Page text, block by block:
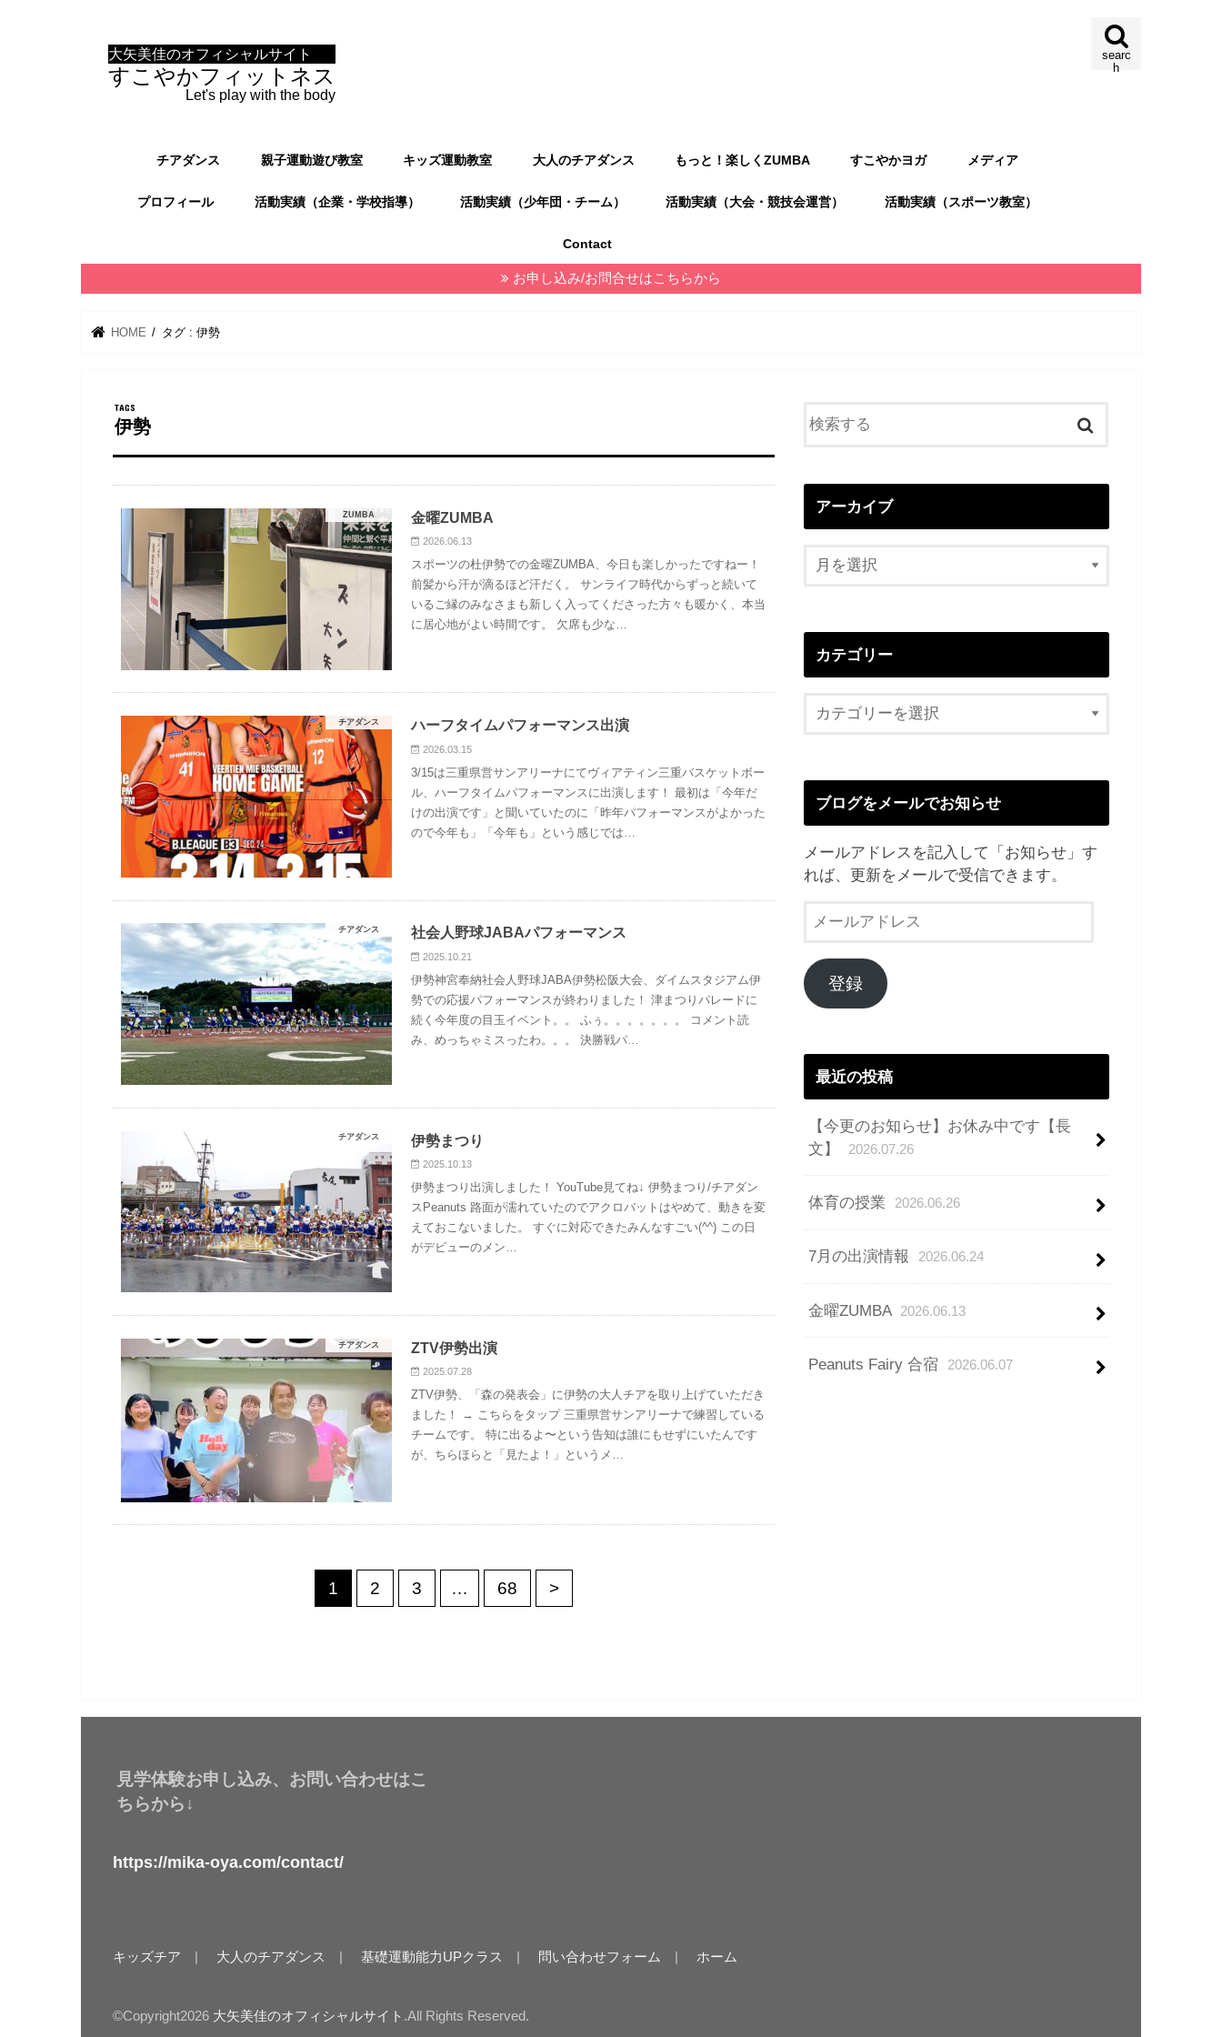
大矢美佳のオフィシャルサイト
すこやかフィットネス
Let's play with the body
searc
h
チアダンス 親子運動遊び教室 キッズ運動教室 大人のチアダンス もっと！楽しくZUMBA すこやかヨガ メディア
プロフィール 活動実績（企業・学校指導） 活動実績（少年団・チーム） 活動実績（大会・競技会運営） 活動実績（スポーツ教室）
Contact
お申し込み/お問合せはこちらから
HOME タグ : 伊勢
伊勢
ZUMBA 金曜ZUMBA
2026.06.13
スポーツの杜伊勢での金曜ZUMBA、今日も楽しかったですねー！
前髪から汗が滴るほど汗だく。 サンライフ時代からずっと続いて
いるご縁のみなさまも新しく入ってくださった方々も暖かく、本当
に居心地がよい時間です。 欠席も少な…
チアダンス ハーフタイムパフォーマンス出演
2026.03.15
3/15は三重県営サンアリーナにてヴィアティン三重バスケットボー
ル、ハーフタイムパフォーマンスに出演します！ 最初は「今年だ
けの出演です」と聞いていたのに「昨年パフォーマンスがよかった
ので今年も」「今年も」という感じでは…
チアダンス 社会人野球JABAパフォーマンス
2025.10.21
伊勢神宮奉納社会人野球JABA伊勢松阪大会、ダイムスタジアム伊
勢での応援パフォーマンスが終わりました！ 津まつりパレードに
続く今年度の目玉イベント。。 ふぅ。。。。。。。 コメント読
み、めっちゃミスったわ。。。 決勝戦パ…
チアダンス 伊勢まつり
2025.10.13
伊勢まつり出演しました！ YouTube見てね↓ 伊勢まつり/チアダン
スPeanuts 路面が濡れていたのでアクロバットはやめて、動きを変
えておこないました。 すぐに対応できたみんなすごい(^^) この日
がデビューのメン…
チアダンス ZTV伊勢出演
2025.07.28
ZTV伊勢、「森の発表会」に伊勢の大人チアを取り上げていただき
ました！ → こちらをタップ 三重県営サンアリーナで練習している
チームです。 特に出るよ〜という告知は誰にもせずにいたんです
が、ちらほらと「見たよ！」というメ…
1 2 3 … 68 >
アーカイブ
カテゴリー
ブログをメールでお知らせ
メールアドレスを記入して「お知らせ」す
れば、更新をメールで受信できます。
ル
ア
ド
登録
最近の投稿
【今更のお知らせ】お休み中です【長
文】
2026.07.26
体育の授業 2026.06.26
7月の出演情報 2026.06.24
金曜ZUMBA 2026.06.13
Peanuts Fairy 合宿 2026.06.07
見学体験お申し込み、お問い合わせはこ
ちらから↓
https://mika-oya.com/contact/
キッズチア 大人のチアダンス 基礎運動能力UPクラス 問い合わせフォーム ホーム
©Copyright2026 大矢美佳のオフィシャルサイト .All Rights Reserved.